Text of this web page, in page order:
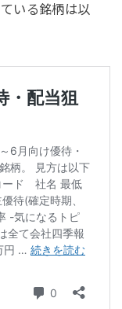
いる銘柄は以